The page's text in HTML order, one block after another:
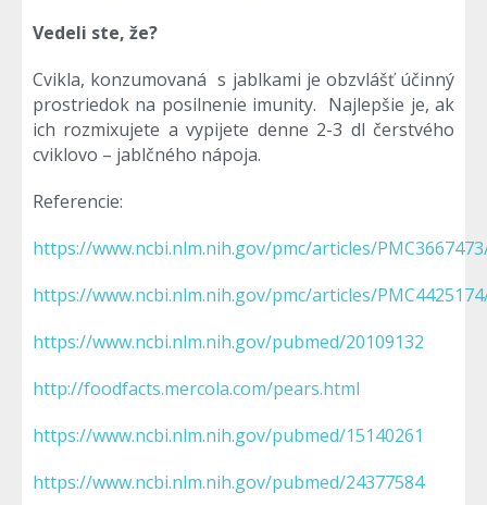
Vedeli ste, že?
Cvikla, konzumovaná s jablkami je obzvlášť účinný
prostriedok na posilnenie imunity. Najlepšie je, ak
ich rozmixujete a vypijete denne 2-3 dl čerstvého
cviklovo – jablčného nápoja.
Referencie:
https://www.ncbi.nlm.nih.gov/pmc/articles/
https://www.ncbi.nlm.nih.gov/pmc/articles/
https://www.ncbi.nlm.nih.gov/pubmed/20109132
http://foodfacts.mercola.com/pears.html
https://www.ncbi.nlm.nih.gov/pubmed/15140261
https://www.ncbi.nlm.nih.gov/pubmed/24377584